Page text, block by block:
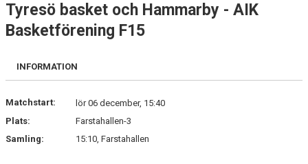
TRUPPEN
DOKUMENT
Tyresö basket och Hammarby - AIK
Basketförening F15
INFORMATION
Matchstart:
lör 06 december, 15:40
Plats:
Farstahallen-3
Samling:
15:10, Farstahallen